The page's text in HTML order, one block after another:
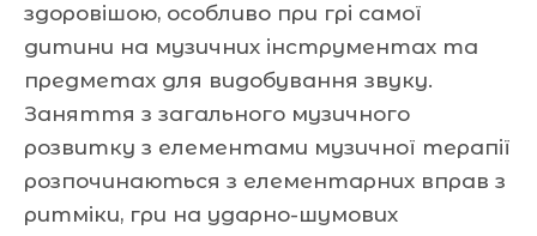
здоровішою, особливо при грі самої
дитини на музичних інструментах та
предметах для видобування звуку.
Заняття з загального музичного
розвитку з елементами музичної терапії
розпочинаються з елементарних вправ з
ритміки, гри на ударно-шумових